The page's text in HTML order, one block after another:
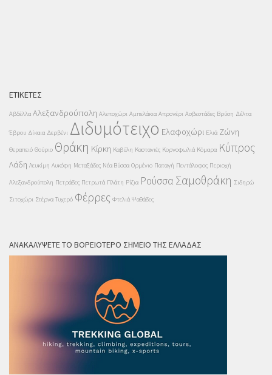
ΕΤΙΚΈΤΕΣ
Αβδέλλα Αλεξανδρούπολη Αλεποχώρι Αμπελάκια Απρονέρι Ασβεστάδες Βρύση Δέλτα
Έβρου Δίκαια Δερβένι Διδυμότειχο Ελαφοχώρι Ελιά Ζώνη
Θεραπειό Θούριο Θράκη Κίρκη Καβύλη Καστανιές Κορνοφωλιά Κόμαρα Κύπρος
Λάδη Λευκίμη Λυκόφη Μεταξάδες Νέα Βύσσα Ορμένιο Παταγή Πεντάλοφος Περιοχή
Αλεξανδρούπολη Πετράδες Πετρωτά Πλάτη Ρίζια Ρούσσα Σαμοθράκη Σιδηρώ
Σιτοχώρι Στέρνα Τυχερό Φέρρες Φτελιά Ψαθάδες
ΑΝΑΚΑΛΎΨΕΤΕ ΤΟ ΒΟΡΕΙΌΤΕΡΟ ΣΗΜΕΊΟ ΤΗΣ ΕΛΛΆΔΑΣ